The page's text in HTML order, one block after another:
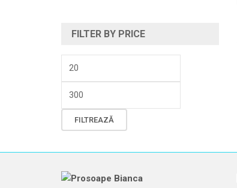
FILTER BY PRICE
Preț
minim
Preț
maxim
FILTREAZĂ